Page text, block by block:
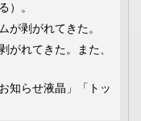
）。
が剥がれてきた。
がれてきた。また、
知らせ液晶」「トッ